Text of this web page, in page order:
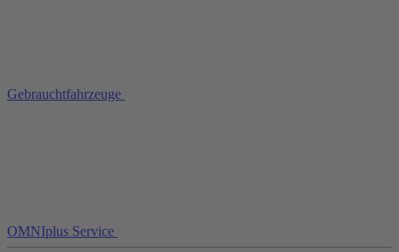
Gebrauchtfahrzeuge
OMNIplus Service